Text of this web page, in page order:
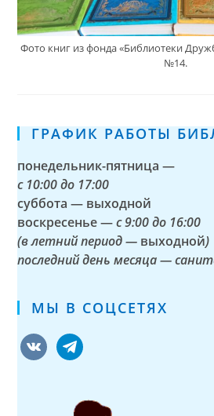
Фото книг из фонда «Библиотеки
№14.
ГРАФИК РАБОТЫ
понедельник-пятница —
с 10:00 до 17:00
суббота — выходной
воскресенье —с 9:00 до 16:00
(в летний период — выходной)
последний день месяца —
МЫ В СОЦСЕТЯХ
vkontaktetelegram